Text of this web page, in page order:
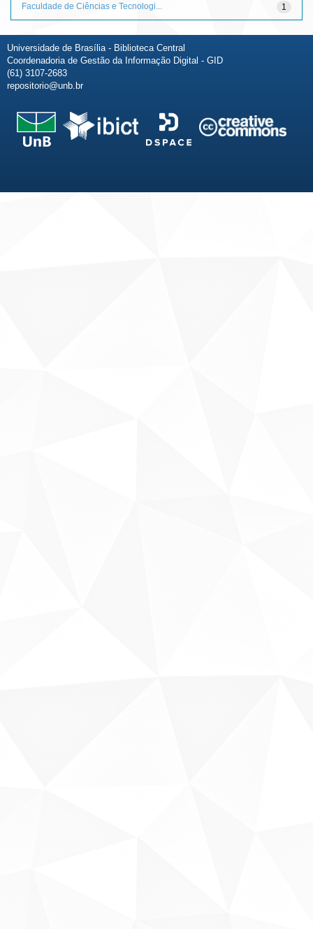
1
Faculdade de Ciências e Tecnologi...
Universidade de Brasília - Biblioteca Central
Coordenadoria de Gestão da Informação Digital - GID
(61) 3107-2683
repositorio@unb.br